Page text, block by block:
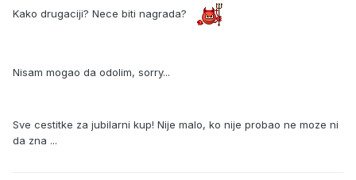
Kako drugaciji? Nece biti nagrada?
Nisam mogao da odolim, sorry...
Sve cestitke za jubilarni kup! Nije malo, ko nije probao ne moze ni
da zna ...